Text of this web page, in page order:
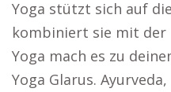
Yoga stützt sich auf
kombiniert sie mit der
Yoga mach es zu
Yoga Glarus.